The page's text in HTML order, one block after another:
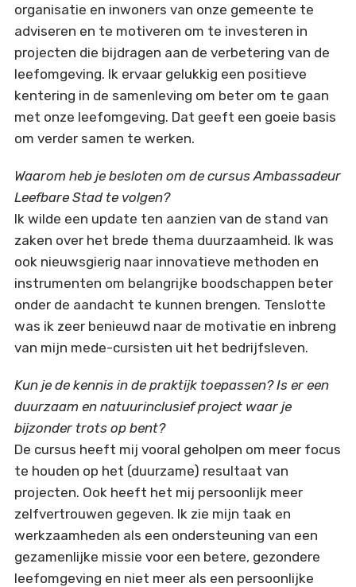
organisatie en inwoners van onze gemeente te
adviseren en te motiveren om te investeren in
projecten die bijdragen aan de verbetering van de
leefomgeving. Ik ervaar gelukkig een positieve
kentering in de samenleving om beter om te gaan
met onze leefomgeving. Dat geeft een goeie basis
om verder samen te werken.
Waarom heb je besloten om de cursus Ambassadeur
Leefbare Stad te volgen?
Ik wilde een update ten aanzien van de stand van
zaken over het brede thema duurzaamheid. Ik was
ook nieuwsgierig naar innovatieve methoden en
instrumenten om belangrijke boodschappen beter
onder de aandacht te kunnen brengen. Tenslotte
was ik zeer benieuwd naar de motivatie en inbreng
van mijn mede-cursisten uit het bedrijfsleven.
Kun je de kennis in de praktijk toepassen? Is er een
duurzaam en natuurinclusief project waar je
bijzonder trots op bent?
De cursus heeft mij vooral geholpen om meer focus
te houden op het (duurzame) resultaat van
projecten. Ook heeft het mij persoonlijk meer
zelfvertrouwen gegeven. Ik zie mijn taak en
werkzaamheden als een ondersteuning van een
gezamenlijke missie voor een betere, gezondere
leefomgeving en niet meer als een persoonlijke